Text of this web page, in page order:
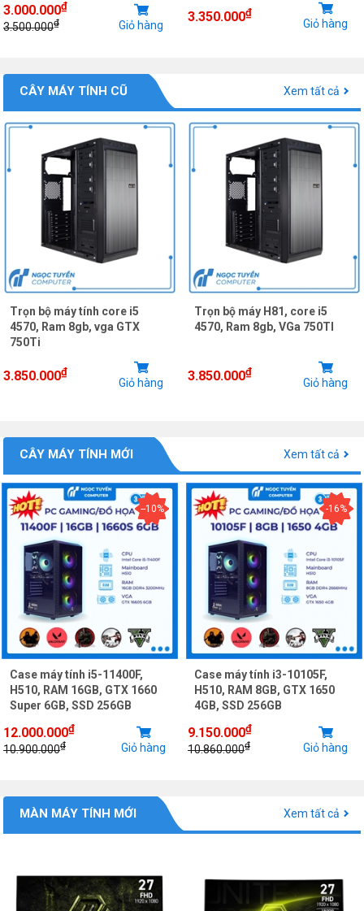
3.000.000₫
3.500.000₫ Giỏ hàng
3.350.000₫
Giỏ hàng
CÂY MÁY TÍNH CŨ Xem tất cả
Trọn bộ máy tính core i5
4570, Ram 8gb, vga GTX
750Ti
3.850.000₫
Giỏ hàng
Trọn bộ máy H81, core i5
4570, Ram 8gb, VGa 750TI
3.850.000₫
Giỏ hàng
CÂY MÁY TÍNH MỚI Xem tất cả
--10%
Case máy tính i5-11400F,
H510, RAM 16GB, GTX 1660
Super 6GB, SSD 256GB
12.000.000₫
10.900.000₫ Giỏ hàng
-16%
Case máy tính i3-10105F,
H510, RAM 8GB, GTX 1650
4GB, SSD 256GB
9.150.000₫
10.860.000₫ Giỏ hàng
MÀN MÁY TÍNH MỚI Xem tất cả